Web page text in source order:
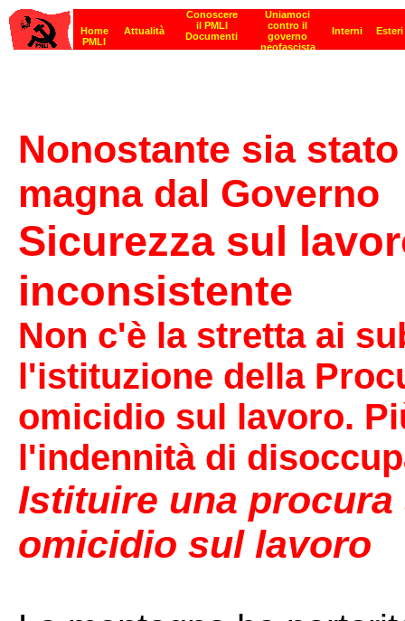
Nonostante sia
magna dal Governo
Sicurezza sul
inconsistente
Non c'è la stretta ai
l'istituzione della
omicidio sul lavoro.
l'indennità di
Istituire una
omicidio sul lavoro